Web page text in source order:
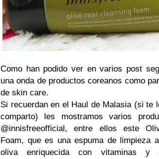
Como han podido ver en varios post
una onda de productos coreanos como
de skin care.
Si recuerdan en el Haul de Malasia (si te
comparto) les mostramos varios
@innisfreeofficial, entre ellos este
Foam, que es una espuma de limpieza
oliva enriquecida con vitaminas y